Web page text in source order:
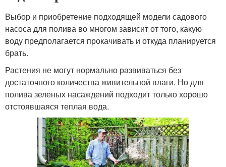
Выбор и приобретение подходящей модели садового
насоса для полива во многом зависит от того, какую
воду предполагается прокачивать и откуда планируется
брать.
Растения не могут нормально развиваться без
достаточного количества живительной влаги. Но для
полива зеленых насаждений подходит только хорошо
отстоявшаяся теплая вода.